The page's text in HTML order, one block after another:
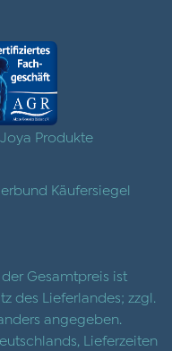
Produkte
Gesamtpreis ist
des Lieferlandes; zzgl.
angegeben.
Lieferzeiten